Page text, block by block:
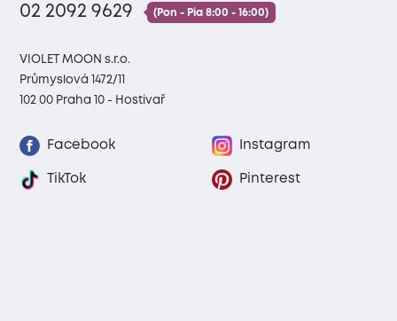
02 2092 9629
(Pon - Pia 8:00 - 16:00)
VIOLET MOON s.r.o.
Průmyslová 1472/11
102 00 Praha 10 - Hostivař
Facebook Instagram
TikTok Pinterest